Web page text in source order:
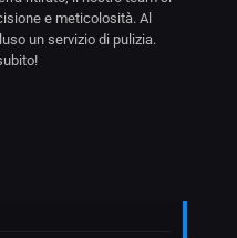
e meticolosità. Al
un servizio di pulizia.